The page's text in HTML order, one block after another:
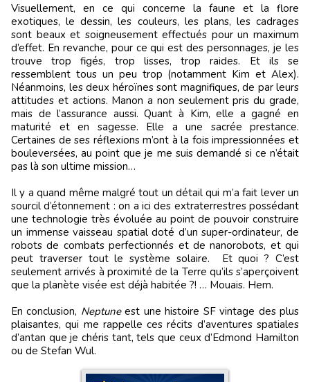
Visuellement, en ce qui concerne la faune et la flore
exotiques, le dessin, les couleurs, les plans, les cadrages
sont beaux et soigneusement effectués pour un maximum
d’effet. En revanche, pour ce qui est des personnages, je les
trouve trop figés, trop lisses, trop raides. Et ils se
ressemblent tous un peu trop (notamment Kim et Alex).
Néanmoins, les deux héroïnes sont magnifiques, de par leurs
attitudes et actions. Manon a non seulement pris du grade,
mais de l’assurance aussi. Quant à Kim, elle a gagné en
maturité et en sagesse. Elle a une sacrée prestance.
Certaines de ses réflexions m’ont à la fois impressionnées et
bouleversées, au point que je me suis demandé si ce n’était
pas là son ultime mission…
Il y a quand même malgré tout un détail qui m’a fait lever un
sourcil d’étonnement : on a ici des extraterrestres possédant
une technologie très évoluée au point de pouvoir construire
un immense vaisseau spatial doté d’un super-ordinateur, de
robots de combats perfectionnés et de nanorobots, et qui
peut traverser tout le système solaire. Et quoi ? C’est
seulement arrivés à proximité de la Terre qu’ils s’aperçoivent
que la planète visée est déjà habitée ?! … Mouais. Hem.
En conclusion, Neptuneest une histoire SF vintage des plus
plaisantes, qui me rappelle ces récits d’aventures spatiales
d’antan que je chéris tant, tels que ceux d’Edmond Hamilton
ou de Stefan Wul.